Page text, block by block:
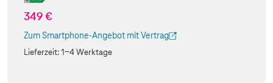
349 €
Zum Smartphone-Angebot mit Vertrag
(Der Link wird in einem neuen Tab geöffnet)
Lieferzeit:1-4 Werktage